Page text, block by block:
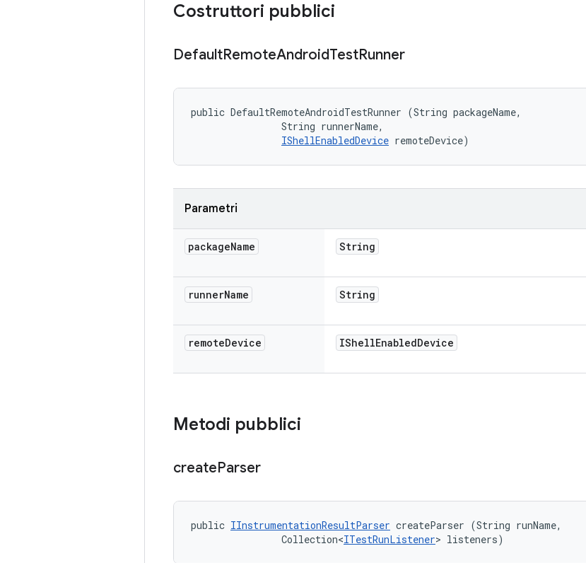
Costruttori pubblici
DefaultRemoteAndroidTestRunner
public DefaultRemoteAndroidTestRunner (String packageName,
                String runnerName,
IShellEnabledDevice remoteDevice)
Parametri
packageName String
runnerName String
remoteDevice IShellEnabledDevice
Metodi pubblici
createParser
public IInstrumentationResultParser createParser (String runName,
                Collection<
ITestRunListener> listeners)